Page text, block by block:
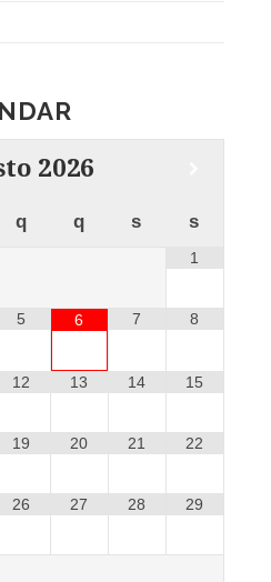
2026
q q s s
1
5 6 7 8
12 13 14 15
19 20 21 22
26 27 28 29